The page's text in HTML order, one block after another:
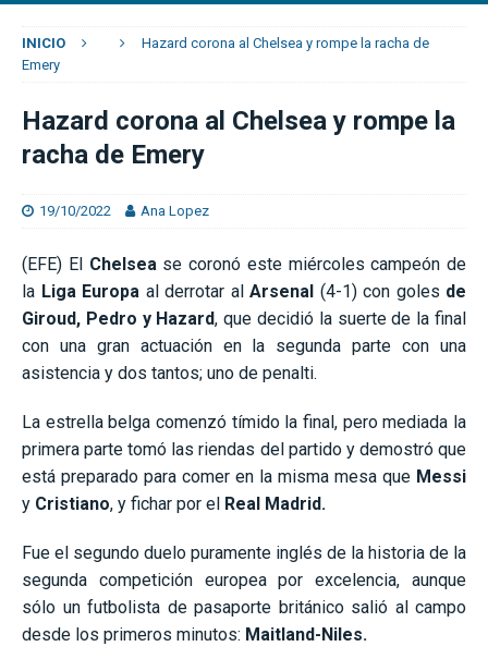
INICIO
Hazard corona al Chelsea y rompe la racha de
Emery
Hazard corona al Chelsea y rompe la
racha de Emery
19/10/2022 Ana Lopez
(EFE) El Chelsea se coronó este miércoles campeón de
la Liga Europa al derrotar al Arsenal (4-1) con goles de
Giroud, Pedro y Hazard, que decidió la suerte de la final
con una gran actuación en la segunda parte con una
asistencia y dos tantos; uno de penalti.
La estrella belga comenzó tímido la final, pero mediada la
primera parte tomó las riendas del partido y demostró que
está preparado para comer en la misma mesa que Messi
y Cristiano, y fichar por el Real Madrid.
Fue el segundo duelo puramente inglés de la historia de la
segunda competición europea por excelencia, aunque
sólo un futbolista de pasaporte británico salió al campo
desde los primeros minutos: Maitland-Niles.